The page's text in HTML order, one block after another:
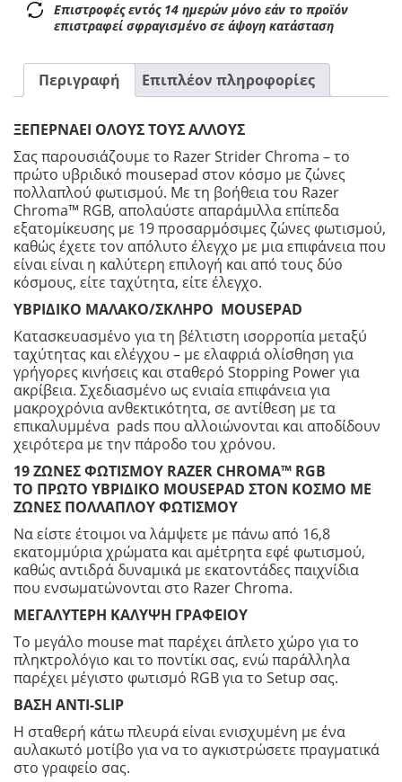
Επιστροφές εντός 14 ημερών μόνο εάν το προϊόν
επιστραφεί σφραγισμένο σε άψογη κατάσταση
Περιγραφή Επιπλέον πληροφορίες
ΞΕΠΕΡΝΑΕΙ ΟΛΟΥΣ ΤΟΥΣ ΑΛΛΟΥΣ
Σας παρουσιάζουμε το Razer Strider Chroma – το
πρώτο υβριδικό mousepad στον κόσμο με ζώνες
πολλαπλού φωτισμού. Με τη βοήθεια του Razer
Chroma™ RGB, απολαύστε απαράμιλλα επίπεδα
εξατομίκευσης με 19 προσαρμόσιμες ζώνες φωτισμού,
καθώς έχετε τον απόλυτο έλεγχο με μια επιφάνεια που
είναι είναι η καλύτερη επιλογή και από τους δύο
κόσμους, είτε ταχύτητα, είτε έλεγχο.
ΥΒΡΙΔΙΚΟ ΜΑΛΑΚΟ/ΣΚΛΗΡΟ MOUSEPAD
Κατασκευασμένο για τη βέλτιστη ισορροπία μεταξύ
ταχύτητας και ελέγχου – με ελαφριά ολίσθηση για
γρήγορες κινήσεις και σταθερό Stopping Power για
ακρίβεια. Σχεδιασμένο ως ενιαία επιφάνεια για
μακροχρόνια ανθεκτικότητα, σε αντίθεση με τα
επικαλυμμένα pads που αλλοιώνονται και αποδίδουν
χειρότερα με την πάροδο του χρόνου.
19 ΖΩΝΕΣ ΦΩΤΙΣΜΟΥ RAZER CHROMA™ RGB
ΤΟ ΠΡΩΤΟ ΥΒΡΙΔΙΚΟ MOUSEPAD ΣΤΟΝ ΚΟΣΜΟ ΜΕ
ΖΩΝΕΣ ΠΟΛΛΑΠΛΟΥ ΦΩΤΙΣΜΟΥ
Να είστε έτοιμοι να λάμψετε με πάνω από 16,8
εκατομμύρια χρώματα και αμέτρητα εφέ φωτισμού,
καθώς αντιδρά δυναμικά με εκατοντάδες παιχνίδια
που ενσωματώνονται στο Razer Chroma.
ΜΕΓΑΛΥΤΕΡΗ ΚΑΛΥΨΗ ΓΡΑΦΕΙΟΥ
Το μεγάλο mouse mat παρέχει άπλετο χώρο για το
πληκτρολόγιο και το ποντίκι σας, ενώ παράλληλα
παρέχει μέγιστο φωτισμό RGB για το Setup σας.
ΒΑΣΗ ANTI-SLIP
Η σταθερή κάτω πλευρά είναι ενισχυμένη με ένα
αυλακωτό μοτίβο για να το αγκιστρώσετε πραγματικά
στο γραφείο σας.